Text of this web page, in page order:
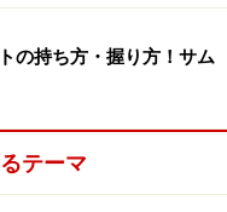
を表しており、数字
ります。
の持ち方・握り方！サム
テーマ